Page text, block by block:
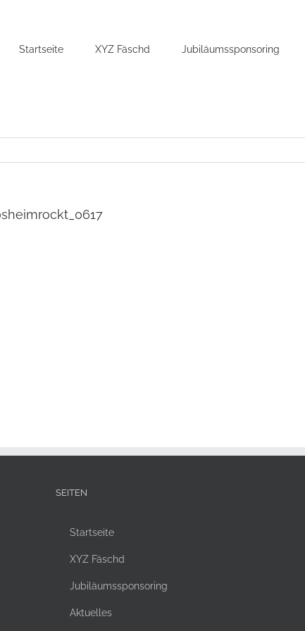
Startseite XYZ Fäschd Jubiläumssponsoring
SEITEN
Startseite
XYZ Fäschd
Jubiläumssponsoring
Aktuelles